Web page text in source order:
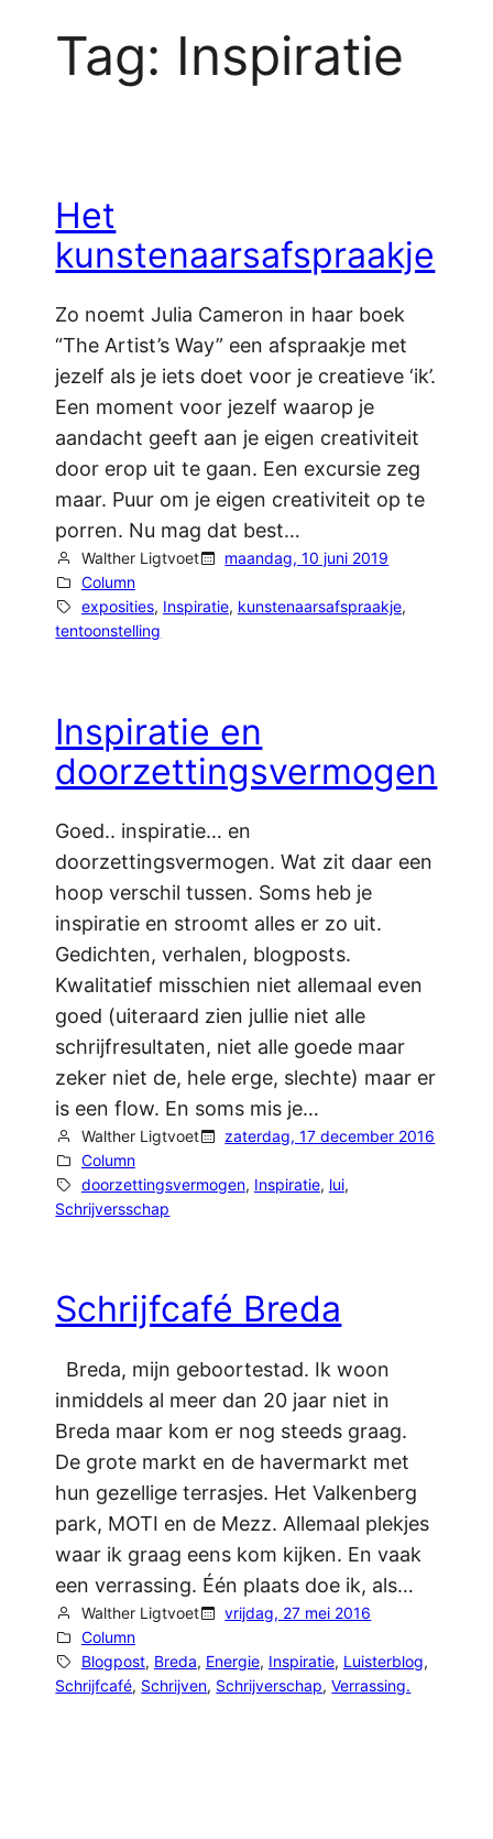
Tag: Inspiratie
Het
kunstenaarsafspraakje
Zo noemt Julia Cameron in haar boek
“The Artist’s Way” een afspraakje met
jezelf als je iets doet voor je creatieve ‘ik’.
Een moment voor jezelf waarop je
aandacht geeft aan je eigen creativiteit
door erop uit te gaan. Een excursie zeg
maar. Puur om je eigen creativiteit op te
porren. Nu mag dat best…
Walther Ligtvoet
maandag, 10 juni 2019
Column
exposities, Inspiratie, kunstenaarsafspraakje,
tentoonstelling
Inspiratie en
doorzettingsvermogen
Goed.. inspiratie… en
doorzettingsvermogen. Wat zit daar een
hoop verschil tussen. Soms heb je
inspiratie en stroomt alles er zo uit.
Gedichten, verhalen, blogposts.
Kwalitatief misschien niet allemaal even
goed (uiteraard zien jullie niet alle
schrijfresultaten, niet alle goede maar
zeker niet de, hele erge, slechte) maar er
is een flow. En soms mis je…
Walther Ligtvoet
zaterdag, 17 december 2016
Column
doorzettingsvermogen, Inspiratie, lui,
Schrijversschap
Schrijfcafé Breda
Breda, mijn geboortestad. Ik woon
inmiddels al meer dan 20 jaar niet in
Breda maar kom er nog steeds graag.
De grote markt en de havermarkt met
hun gezellige terrasjes. Het Valkenberg
park, MOTI en de Mezz. Allemaal plekjes
waar ik graag eens kom kijken. En vaak
een verrassing. Één plaats doe ik, als…
Walther Ligtvoet
vrijdag, 27 mei 2016
Column
Blogpost, Breda, Energie, Inspiratie, Luisterblog,
Schrijfcafé, Schrijven, Schrijverschap, Verrassing.